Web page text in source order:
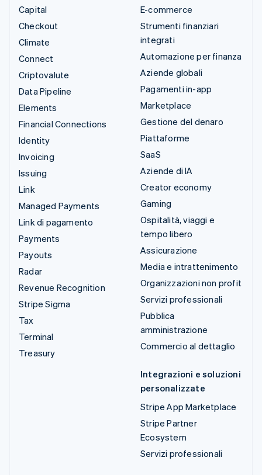
Capital
Checkout
Climate
Connect
Criptovalute
Data Pipeline
Elements
Financial Connections
Identity
Invoicing
Issuing
Link
Managed Payments
Link di pagamento
Payments
Payouts
Radar
Revenue Recognition
Stripe Sigma
Tax
Terminal
Treasury
E-commerce
Strumenti finanziari
integrati
Automazione per finanza
Aziende globali
Pagamenti in-app
Marketplace
Gestione del denaro
Piattaforme
SaaS
Aziende di IA
Creator economy
Gaming
Ospitalità, viaggi e
tempo libero
Assicurazione
Media e intrattenimento
Organizzazioni non profit
Servizi professionali
Pubblica
amministrazione
Commercio al dettaglio
Integrazioni e soluzioni
personalizzate
Stripe App Marketplace
Stripe Partner
Ecosystem
Servizi professionali